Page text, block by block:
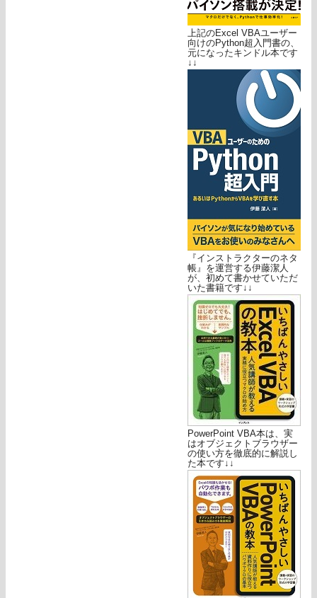
上記のExcel VBAユーザー
向けのPython超入門書の、
元になったキンドル本です
↓↓
『インストラクターのネタ
帳』を運営する伊藤潔人
が、初めて書かせていただ
いた書籍です↓↓
PowerPoint VBA本は、実
はオブジェクトブラウザー
の使い方を徹底的に解説し
た本です↓↓